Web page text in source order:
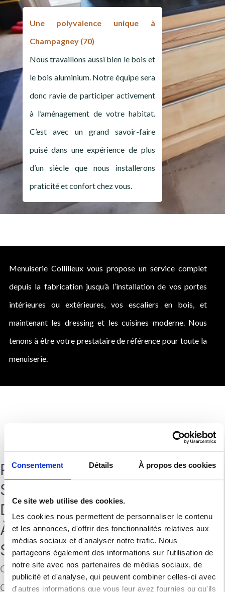
Consentement Détails À propos des cookies
Ce site web utilise des cookies.
Les cookies nous permettent de personnaliser le contenu
et les annonces, d'offrir des fonctionnalités relatives aux
médias sociaux et d'analyser notre trafic. Nous
partageons également des informations sur l'utilisation de
notre site avec nos partenaires de médias sociaux, de
publicité et d'analyse, qui peuvent combiner celles-ci avec
d'autres informations que vous leur avez fournies ou qu'ils
Une polyvalence unique à
Champagney (70)
Nous travaillons aussi bien le bois et
le bois aluminium. Notre équipe sera
donc ravie de participer activement
à l’aménagement de votre habitat.
C’est avec un grand savoir-faire
puisé dans une expérience de plus
d’un siècle que nous installerons
praticité et confort chez vous.
Menuiserie Collilieux vous propose un service complet
depuis la fabrication jusqu’à l’installation de vos portes
intérieures ou extérieures, vos escaliers en bois, et
maintenant les dressing et les cuisines moderne. Nous
tenons à être votre prestataire de référence pour toute la
menuiserie.
PLUS D’UN
SIÈCLE
D'EXPÉRIENCE
À VOTRE
SERVICE !
Chez Menuiserie
Collilieux, nous